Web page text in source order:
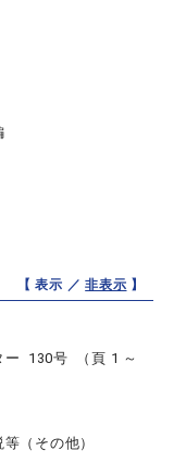
【 表示 ／非表示 】
ー 130号 （頁 1 ～
（その他）